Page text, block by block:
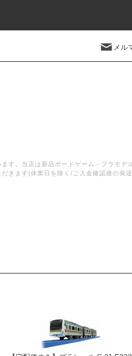
メル
。当店は新品ボードゲーム・プラモデ
きます(休業日を除く/ご入金確認後の発